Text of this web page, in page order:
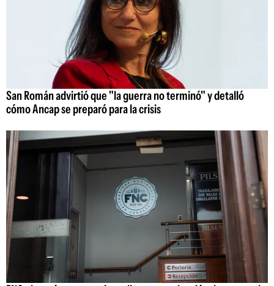
San Román advirtió que "la guerra no terminó" y detalló
cómo Ancap se preparó para la crisis